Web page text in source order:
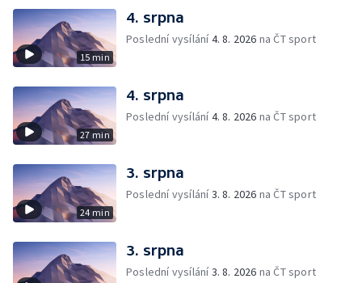
15 min
4. srpna
Poslední vysílání4. 8. 2026 na ČT sport
27 min
4. srpna
Poslední vysílání4. 8. 2026 na ČT sport
24 min
3. srpna
Poslední vysílání3. 8. 2026 na ČT sport
3. srpna
Poslední vysílání3. 8. 2026 na ČT sport